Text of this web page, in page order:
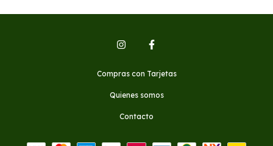
Compras con Tarjetas
Quienes somos
Contacto